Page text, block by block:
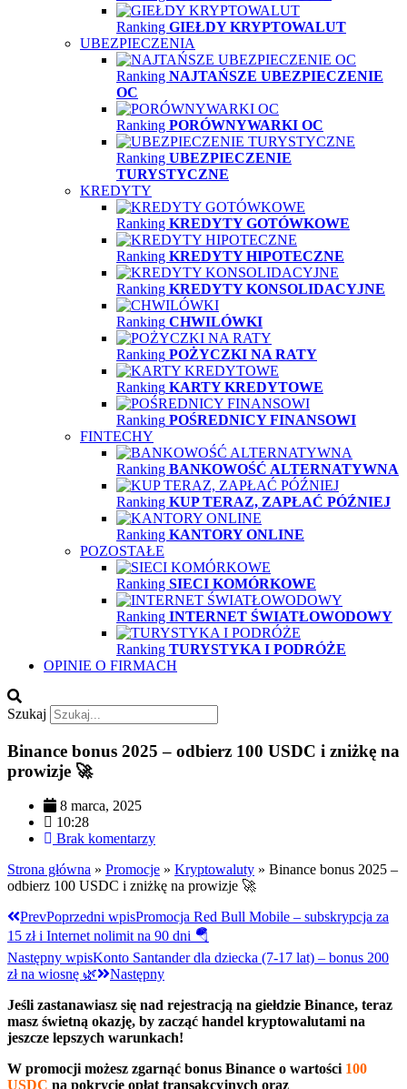
Ranking GIEŁDY KRYPTOWALUT
UBEZPIECZENIA
Ranking NAJTAŃSZE UBEZPIECZENIE
OC
Ranking PORÓWNYWARKI OC
Ranking UBEZPIECZENIE
TURYSTYCZNE
KREDYTY
Ranking KREDYTY GOTÓWKOWE
Ranking KREDYTY HIPOTECZNE
Ranking KREDYTY KONSOLIDACYJNE
Ranking CHWILÓWKI
Ranking POŻYCZKI NA RATY
Ranking KARTY KREDYTOWE
Ranking POŚREDNICY FINANSOWI
FINTECHY
Ranking BANKOWOŚĆ ALTERNATYWNA
Ranking KUP TERAZ, ZAPŁAĆ PÓŹNIEJ
Ranking KANTORY ONLINE
POZOSTAŁE
Ranking SIECI KOMÓRKOWE
Ranking INTERNET ŚWIATŁOWODOWY
Ranking TURYSTYKA I PODRÓŻE
OPINIE O FIRMACH
Szukaj
Binance bonus 2025 – odbierz 100 USDC i zniżkę na
prowizje 🚀
8 marca, 2025
10:28
Brak komentarzy
Strona główna » Promocje » Kryptowaluty » Binance bonus 2025 –
odbierz 100 USDC i zniżkę na prowizje 🚀
PrevPoprzedni wpisPromocja Red Bull Mobile – subskrypcja za
15 zł i Internet nolimit na 90 dni 🪂
Następny wpisKonto Santander dla dziecka (7-17 lat) – bonus 200
zł na wiosnę 🌿
Następny
Jeśli zastanawiasz się nad rejestracją na giełdzie Binance, teraz
masz świetną okazję, by zacząć handel kryptowalutami na
jeszcze lepszych warunkach!
W promocji możesz zgarnąć bonus Binance o wartości 100
USDC na pokrycie opłat transakcyjnych oraz